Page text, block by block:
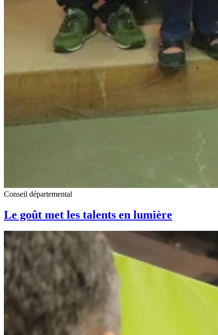
Conseil départemental
Le goût met les talents en lumière